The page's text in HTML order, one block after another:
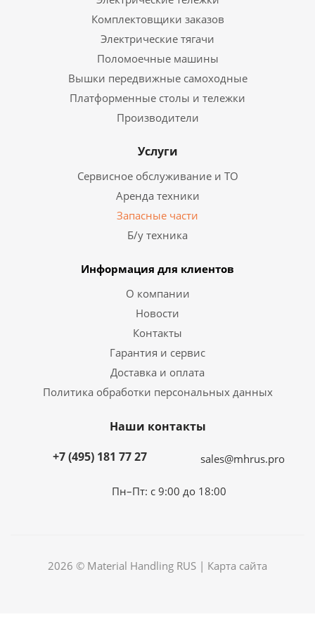
Комплектовщики заказов
Электрические тягачи
Поломоечные машины
Вышки передвижные самоходные
Платформенные столы и тележки
Производители
Услуги
Сервисное обслуживание и ТО
Аренда техники
Запасные части
Б/у техника
Информация для клиентов
О компании
Новости
Контакты
Гарантия и сервис
Доставка и оплата
Политика обработки персональных данных
Наши контакты
+7 (495) 181 77 27
sales@mhrus.pro
Пн–Пт: с 9:00 до 18:00
2026 © Material Handling RUS | Карта сайта